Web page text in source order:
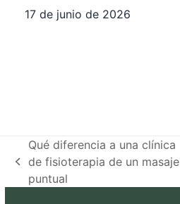
17 de junio de 2026
previous
post:
Qué diferencia a una clínica
de fisioterapia de un masaje
puntual